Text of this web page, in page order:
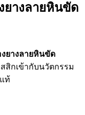
ยางลายหินขัด
ยางลายหินขัด
สิกเข้ากับนวัตกรรม
ท้